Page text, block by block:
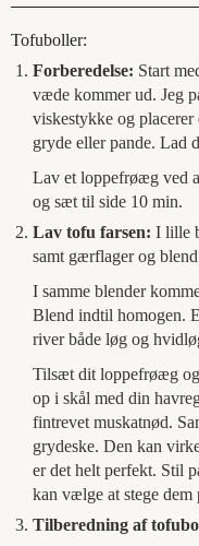
Tofuboller:
Forberedelse: Start
væde kommer ud. Jeg
viskestykke og
gryde eller pande. Lad
Lav et loppefrøæg ved
og sæt til side 10 min.
Lav tofu farsen: I lille
samt gærflager og
I samme blender
Blend indtil homogen.
river både løg og
Tilsæt dit loppefrøæg
op i skål med din
fintrevet muskatnød.
grydeske. Den kan
er det helt perfekt. Stil
kan vælge at stege dem
Tilberedning af